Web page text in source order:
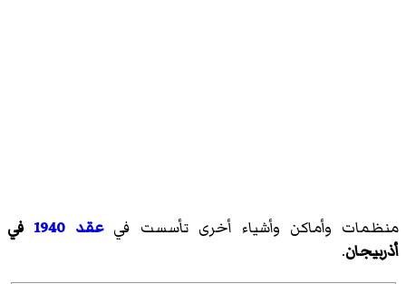
منظمات وأماكن وأشياء أخرى تأسست فيعقد 1940
في
أذربيجان.